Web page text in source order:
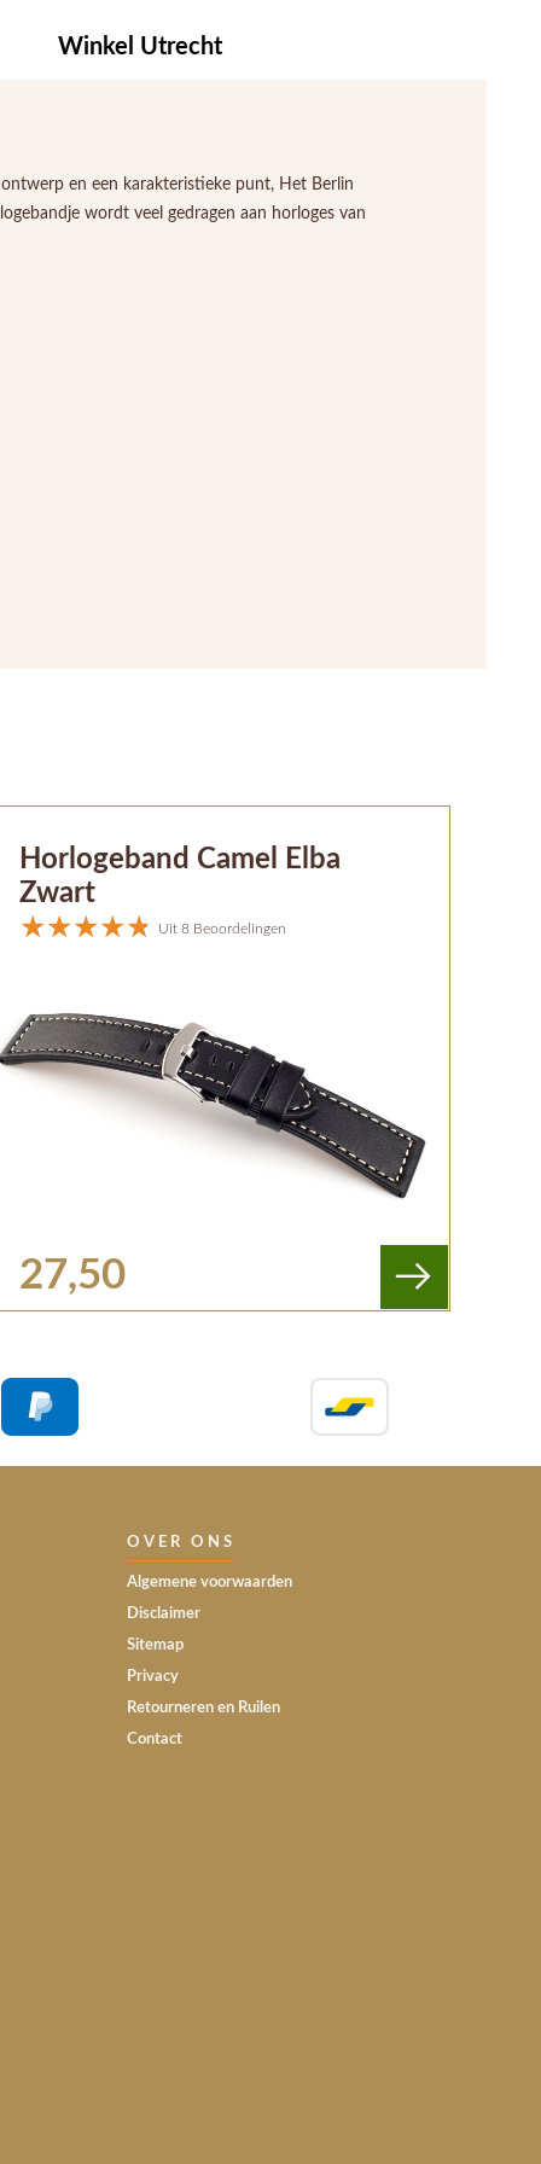
Winkel Utrecht
en een karakteristieke punt, Het Berlin
wordt veel gedragen aan horloges van
Horlogeband Camel Elba
Zwart
Uit 8 Beoordelingen
27,50
OVER ONS
Algemene voorwaarden
Disclaimer
Sitemap
Privacy
Retourneren en Ruilen
Contact